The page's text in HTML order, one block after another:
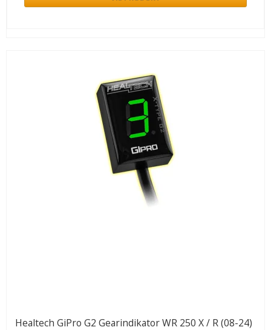
Healtech GiPro G2 Gearindikator WR 250 X / R (08-24)